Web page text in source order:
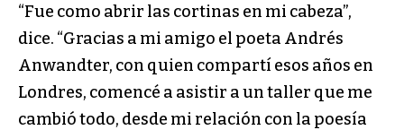
“Fue como abrir las cortinas en mi cabeza”,
dice. “Gracias a mi amigo el poeta Andrés
Anwandter, con quien compartí esos años en
Londres, comencé a asistir a un taller que me
cambió todo, desde mi relación con la poesía